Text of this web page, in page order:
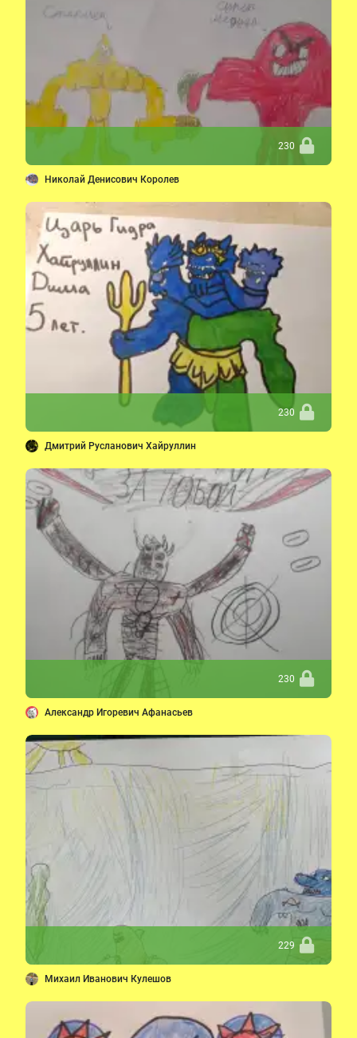
230
Николай Денисович Королев
230
Дмитрий Русланович Хайруллин
230
Александр Игоревич Афанасьев
229
Михаил Иванович Кулешов